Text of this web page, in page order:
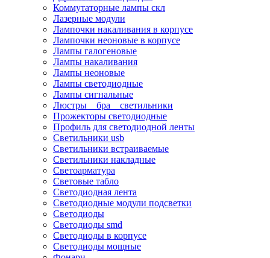
Коммутаторные лампы скл
Лазерные модули
Лампочки накаливания в корпусе
Лампочки неоновые в корпусе
Лампы галогеновые
Лампы накаливания
Лампы неоновые
Лампы светодиодные
Лампы сигнальные
Люстры _ бра _ светильники
Прожекторы светодиодные
Профиль для светодиодной ленты
Светильники usb
Светильники встраиваемые
Светильники накладные
Светоарматура
Световые табло
Светодиодная лента
Светодиодные модули подсветки
Светодиоды
Светодиоды smd
Светодиоды в корпусе
Светодиоды мощные